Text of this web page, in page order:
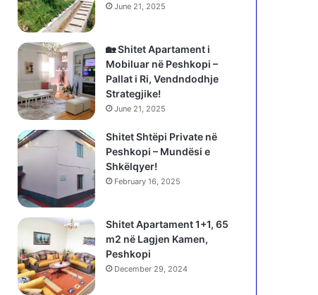
June 21, 2025
🏡 Shitet Apartament i
Mobiluar në Peshkopi –
Pallat i Ri, Vendndodhje
Strategjike!
June 21, 2025
Shitet Shtëpi Private në
Peshkopi – Mundësi e
Shkëlqyer!
February 16, 2025
Shitet Apartament 1+1, 65
m2 në Lagjen Kamen,
Peshkopi
December 29, 2024